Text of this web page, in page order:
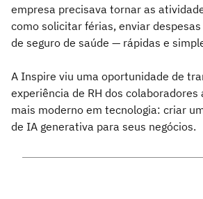
empresa precisava tornar as
como solicitar férias, enviar
de seguro de saúde — rápidas e
A Inspire viu uma oportunidade de
experiência de RH dos colaboradores
mais moderno em tecnologia: criar
de IA generativa para seus negócios.